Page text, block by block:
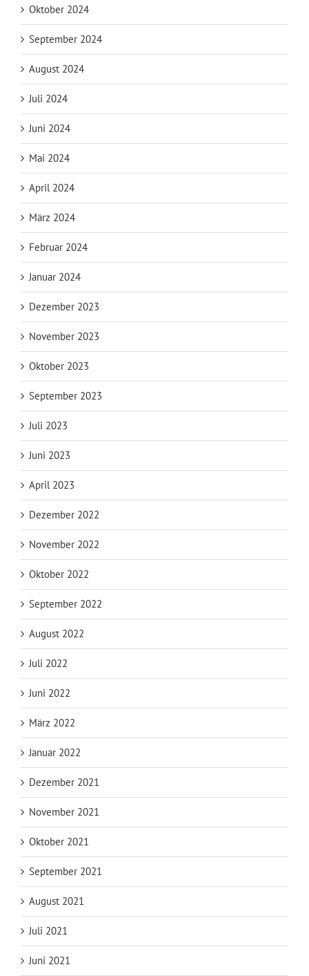
Oktober 2024
September 2024
August 2024
Juli 2024
Juni 2024
Mai 2024
April 2024
März 2024
Februar 2024
Januar 2024
Dezember 2023
November 2023
Oktober 2023
September 2023
Juli 2023
Juni 2023
April 2023
Dezember 2022
November 2022
Oktober 2022
September 2022
August 2022
Juli 2022
Juni 2022
März 2022
Januar 2022
Dezember 2021
November 2021
Oktober 2021
September 2021
August 2021
Juli 2021
Juni 2021